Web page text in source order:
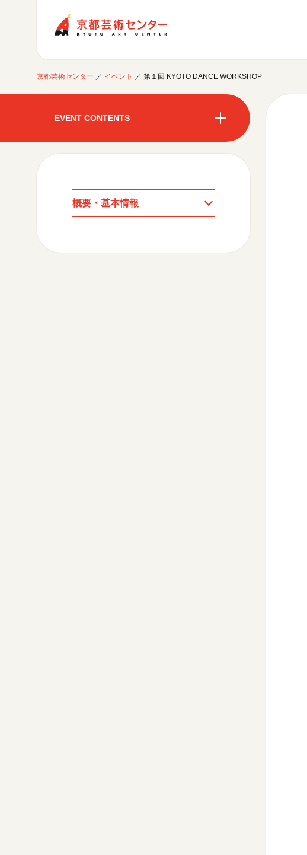
ご利用案内
取材／視察・見学／撮影
イベントに参加する
開催中のイベント
制作室を使う
制作室の設備
公募情報
京都芸術センター ／ イベント ／ 第１回 KYOTO DANCE WORKSHOP
EVENT CONTENTS
開催中のイベント
月間スケジュール
これまでのイベント
概要・基本情報